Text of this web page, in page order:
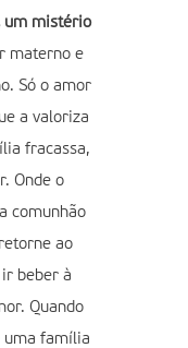
um mistério
materno e
Só o amor
a valoriza
fracassa,
Onde o
comunhão
ao
beber à
Quando
uma família